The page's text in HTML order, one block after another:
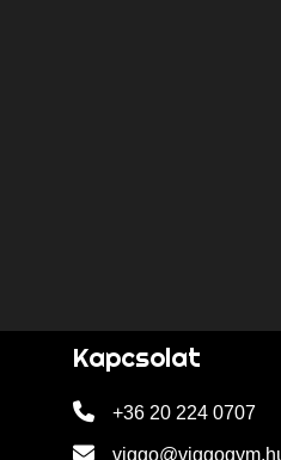
Kapcsolat
+36 20 224 0707